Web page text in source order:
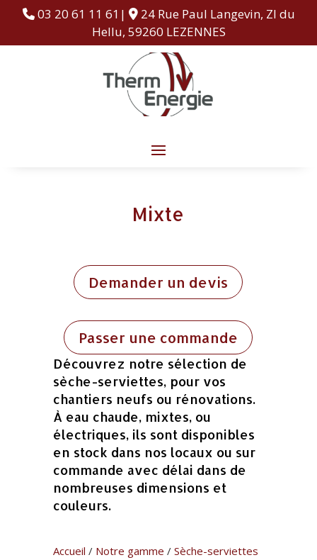
03 20 61 11 61|
24 Rue Paul Langevin, ZI du
Hellu, 59260 LEZENNES
Mixte
Demander un devis
Passer une commande
Découvrez notre sélection de
sèche-serviettes, pour vos
chantiers neufs ou rénovations.
À eau chaude, mixtes, ou
électriques, ils sont disponibles
en stock dans nos locaux ou sur
commande avec délai dans de
nombreuses dimensions et
couleurs.
Accueil / Notre gamme / Sèche-serviettes